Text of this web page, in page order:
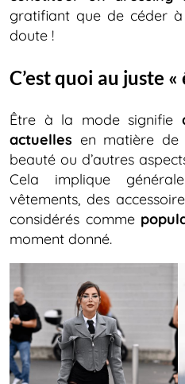
gratifiant que de céder
doute !
C’est quoi au juste
Être à la mode signifie
actuelles en matière de
beauté ou d’autres
Cela implique
vêtements, des
considérés comme
moment donné.